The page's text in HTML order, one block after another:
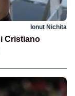
Ionuț Nichita
Cristiano